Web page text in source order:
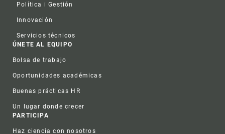
Política i Gestión
Innovación
Servicios técnicos
ÚNETE AL EQUIPO
Bolsa de trabajo
Oportunidades académicas
Buenas prácticas HR
Un lugar donde crecer
PARTICIPA
Haz ciencia con nosotros